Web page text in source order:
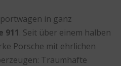
in ganz
911. Seit über einem halben
Porsche mit ehrlichen
Traumhafte